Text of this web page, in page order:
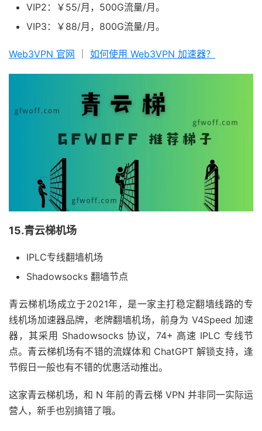
VIP2：￥55/月，500G流量/月。
VIP3：￥88/月，800G流量/月。
Web3VPN 官网 如何使用 Web3VPN 加速器？
15.青云梯机场
IPLC专线翻墙机场
Shadowsocks 翻墙节点
青云梯机场成立于2021年，是一家主打稳定翻墙线路的专
线机场加速器品牌，老牌翻墙机场，前身为 V4Speed 加速
器，其采用 Shadowsocks 协议，74+ 高速 IPLC 专线节
点。青云梯机场有不错的流媒体和 ChatGPT 解锁支持，逢
节假日一般也有不错的优惠活动推出。
这家青云梯机场，和 N 年前的青云梯 VPN 并非同一实际运
营人，新手也别搞错了哦。